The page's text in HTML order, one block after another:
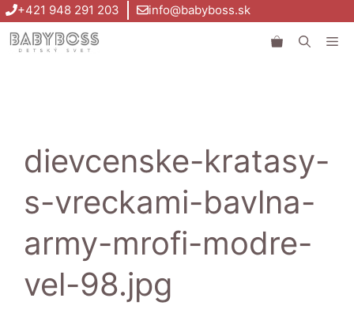
Preskočiť
na
obsah
+421 948 291 203 info@babyboss.sk
dievcenske-kratasy-
s-vreckami-bavlna-
army-mrofi-modre-
vel-98.jpg